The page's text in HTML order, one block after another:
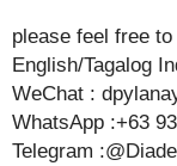
please feel free
English/Tagalog
WeChat :
WhatsApp :+63
Telegram